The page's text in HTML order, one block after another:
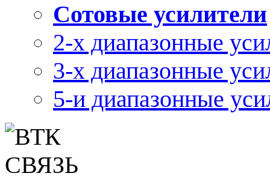
Сотовые усилители
2-х диапазонные
3-х диапазонные
5-и диапазонные